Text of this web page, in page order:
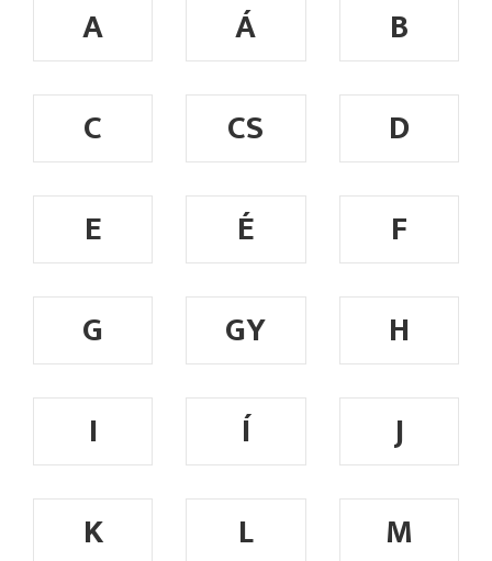
A Á
B
C
CS
D
E
É
F
G
GY
H
I
Í
J
K
L
M